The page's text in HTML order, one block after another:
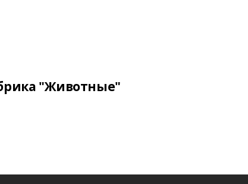
"Животные"